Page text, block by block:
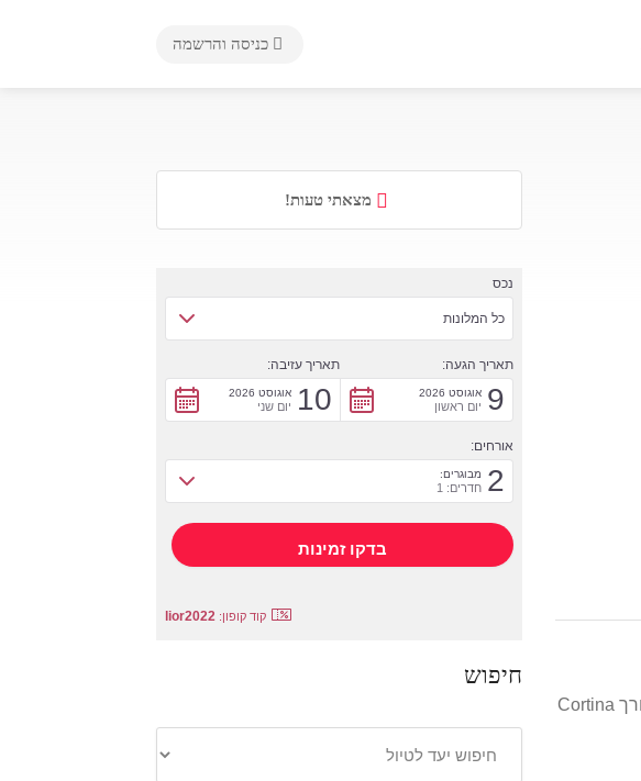
כניסה והרשמה
ממוקם ב Arroyo Naranjo, פשוט יש להגיע אליו בשימוש בשילוט ובסימנים המוליכים אליו, לאורך Cortina
מצאתי טעות!
נכס
כל המלונות
תאריך הגעה:
9 אוגוסט 2026
יום ראשון
תאריך עזיבה:
10 אוגוסט 2026
יום שני
אורחים:
2 מבוגרים:
חדרים: 1
קוד קופון: lior2022
חיפוש